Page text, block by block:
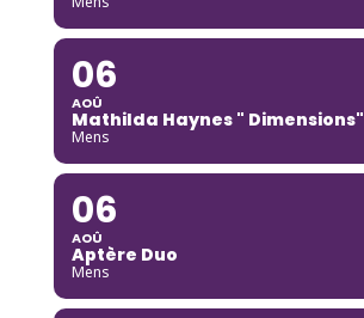
06
AOÛ
Mathilda Haynes " Dimensions"
Mens
06
AOÛ
Aptère Duo
Mens